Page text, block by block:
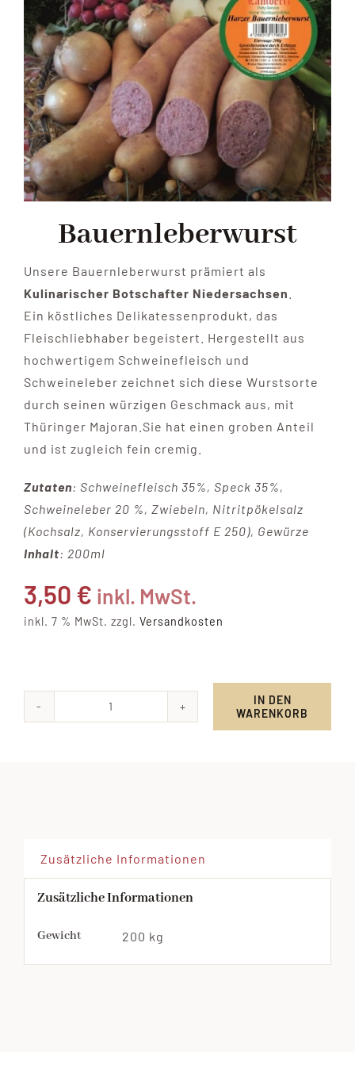
Filialien
Partyservice
Angebote
Kontakt
Bauernleberwurst
Unsere Bauernleberwurst prämiert als
Kulinarischer Botschafter Niedersachsen
Ein köstliches Delikatessenprodukt, das
Fleischliebhaber begeistert. Hergestellt aus
hochwertigem Schweinefleisch und
Schweineleber zeichnet sich diese Wurstsorte
durch seinen würzigen Geschmack aus, mit
Thüringer Majoran.Sie hat einen groben Anteil
und ist zugleich fein cremig.
Zutaten: Schweinefleisch 35%, Speck 35%,
Schweineleber 20 %, Zwiebeln, Nitritpökelsalz
(Kochsalz, Konservierungsstoff E 250), Gewürze
Inhalt: 200ml
3,50 € inkl. MwSt.
inkl. 7 % MwSt. zzgl. Versandkosten
IN DEN
WARENKORB
Zusätzliche Informationen
Zusätzliche Informationen
Gewicht 200 kg